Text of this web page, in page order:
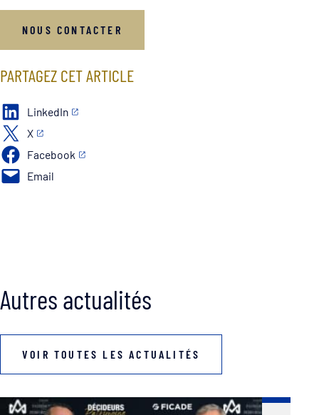
NOUS CONTACTER
PARTAGEZ CET ARTICLE
LinkedIn
X
Facebook
Email
Autres actualités
VOIR TOUTES LES ACTUALITÉS